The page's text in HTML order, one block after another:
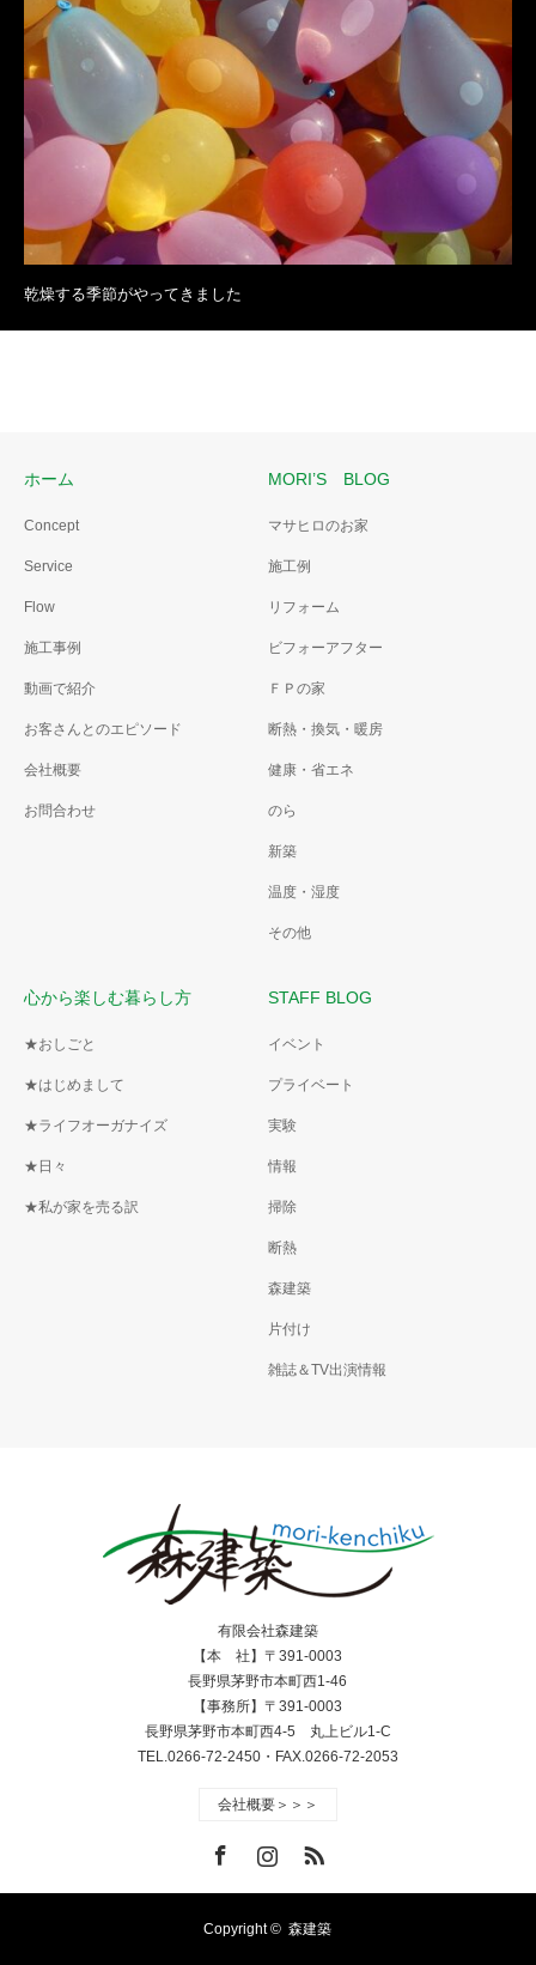
乾燥する季節がやってきました
ホーム
Concept
Service
Flow
施工事例
動画で紹介
お客さんとのエピソード
会社概要
お問合わせ
MORI’S BLOG
マサヒロのお家
施工例
リフォーム
ビフォーアフター
ＦＰの家
断熱・換気・暖房
健康・省エネ
のら
新築
温度・湿度
その他
心から楽しむ暮らし方
★おしごと
★はじめまして
★ライフオーガナイズ
★日々
★私が家を売る訳
STAFF BLOG
イベント
プライベート
実験
情報
掃除
断熱
森建築
片付け
雑誌＆TV出演情報
有限会社森建築
【本 社】〒391-0003
長野県茅野市本町西1-46
【事務所】〒391-0003
長野県茅野市本町西4-5 丸上ビル1-C
TEL.0266-72-2450・FAX.0266-72-2053
会社概要＞＞＞
Copyright ©森建築